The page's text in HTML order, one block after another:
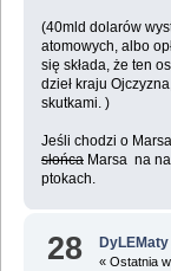
(40mld dolarów
atomowych, albo
się składa, że ten
dzieł kraju
skutkami. )
Jeśli chodzi o
słońcaMarsa na
ptokach.
28 DyLEMaty
« Ostatnia